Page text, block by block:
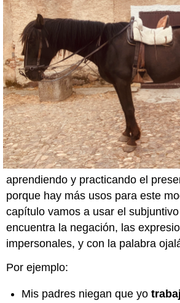
aprendiendo y practicando el
porque hay más usos para este
capítulo vamos a usar el
encuentra la negación, las
impersonales, y con la palabra
Por ejemplo:
Mis padres niegan que yo